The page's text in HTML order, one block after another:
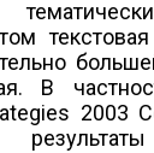
В
2003